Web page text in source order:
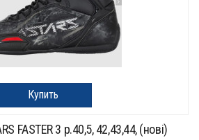
Купить
FASTER 3 p.40,5, 42,43,44, (нові)